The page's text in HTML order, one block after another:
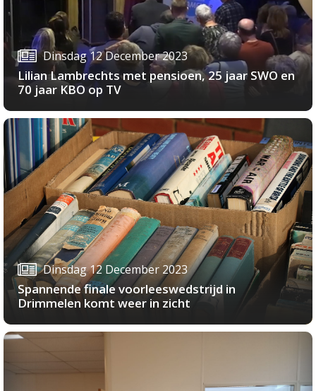
Dinsdag 12 December 2023
Lilian Lambrechts met pensioen, 25 jaar SWO en
70 jaar KBO op TV
Dinsdag 12 December 2023
Spannende finale voorleeswedstrijd in
Drimmelen komt weer in zicht